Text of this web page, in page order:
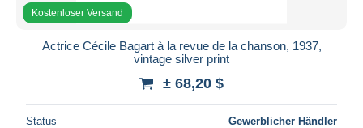
Kostenloser Versand
Actrice Cécile Bagart à la revue de la chanson, 1937,
vintage silver print
± 68,20 $
Status Gewerblicher Händler